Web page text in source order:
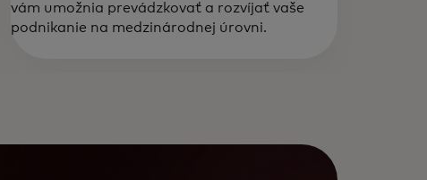
vám umožnia prevádzkovať a rozvíjať vaše
podnikanie na medzinárodnej úrovni.